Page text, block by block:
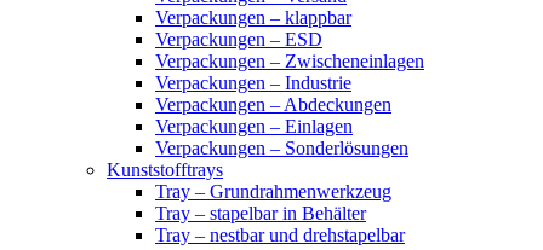
Verpackungen – klappbar
Verpackungen – ESD
Verpackungen – Zwischeneinlagen
Verpackungen – Industrie
Verpackungen – Abdeckungen
Verpackungen – Einlagen
Verpackungen – Sonderlösungen
Kunststofftrays
Tray – Grundrahmenwerkzeug
Tray – stapelbar in Behälter
Tray – nestbar und drehstapelbar